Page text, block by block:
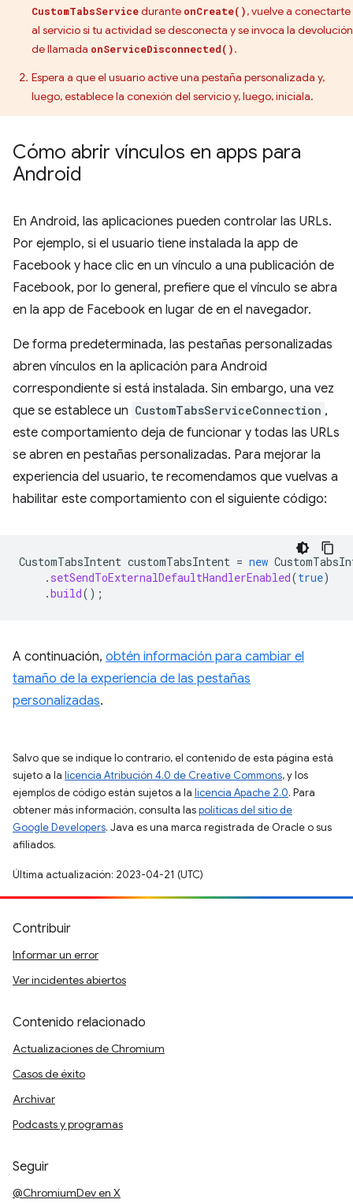
CustomTabsServicedurante onCreate(), vuelve a conectarte
al servicio si tu actividad se desconecta y se invoca la devolución
de llamada onServiceDisconnected().
Espera a que el usuario active una pestaña personalizada y,
luego, establece la conexión del servicio y, luego, iníciala.
Cómo abrir vínculos en apps para
Android
En Android, las aplicaciones pueden controlar las URLs.
Por ejemplo, si el usuario tiene instalada la app de
Facebook y hace clic en un vínculo a una publicación de
Facebook, por lo general, prefiere que el vínculo se abra
en la app de Facebook en lugar de en el navegador.
De forma predeterminada, las pestañas personalizadas
abren vínculos en la aplicación para Android
correspondiente si está instalada. Sin embargo, una vez
que se establece un CustomTabsServiceConnection ,
este comportamiento deja de funcionar y todas las URLs
se abren en pestañas personalizadas. Para mejorar la
experiencia del usuario, te recomendamos que vuelvas a
habilitar este comportamiento con el siguiente código:
CustomTabsIntent customTabsIntent = new
. setSendToExternalDefaultHandlerEnabled(true)
.build();
A continuación, obtén información para cambiar el
tamaño de la experiencia de las pestañas
personalizadas.
Salvo que se indique lo contrario, el contenido de esta página está
sujeto a la licencia Atribución 4.0 de Creative Commons, y los
ejemplos de código están sujetos a la licencia Apache 2.0. Para
obtener más información, consulta laspolíticas del sitio de
Google Developers. Java es una marca registrada de Oracle o sus
afiliados.
Última actualización: 2023-04-21 (UTC)
Contribuir
Informar un error
Ver incidentes abiertos
Contenido relacionado
Actualizaciones de Chromium
Casos de éxito
Archivar
Podcasts y programas
Seguir
@ChromiumDev en X